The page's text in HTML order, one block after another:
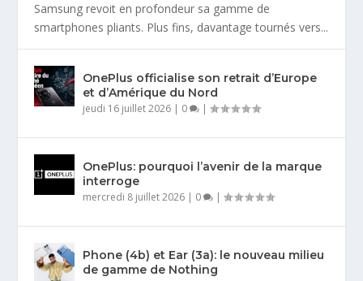
Samsung revoit en profondeur sa gamme de
smartphones pliants. Plus fins, davantage tournés vers...
OnePlus officialise son retrait d’Europe
et d’Amérique du Nord
jeudi 16 juillet 2026 | 0 |
OnePlus: pourquoi l’avenir de la marque
interroge
mercredi 8 juillet 2026 | 0 |
Phone (4b) et Ear (3a): le nouveau milieu
de gamme de Nothing